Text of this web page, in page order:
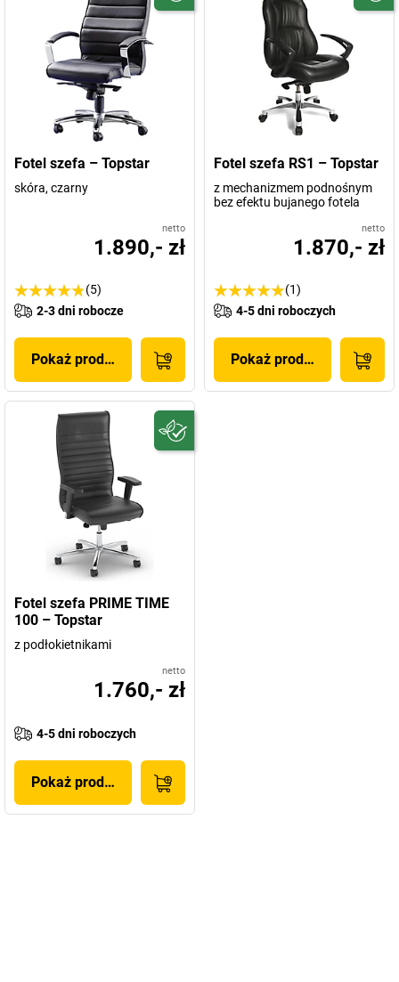
Fotel szefa – Topstar
skóra, czarny
netto
1.890,- zł
(5)
2-3 dni robocze
Pokaż produkt
Fotel szefa RS1 – Topstar
z mechanizmem podnośnym
bez efektu bujanego fotela
netto
1.870,- zł
(1)
4-5 dni roboczych
Pokaż produkt
Fotel szefa PRIME TIME
100 – Topstar
z podłokietnikami
netto
1.760,- zł
4-5 dni roboczych
Pokaż produkt